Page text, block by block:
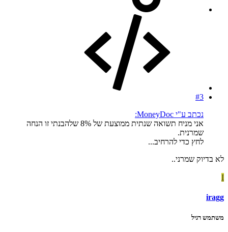
#3
נכתב ע"י MoneyDoc:
אני מניח תשואה שנתית ממוצעת של 8% שלהבנתי זו הנחה
שמרנית.
לחץ כדי להרחיב...
לא בדיוק שמרני..
I
iragg
משתמש רגיל